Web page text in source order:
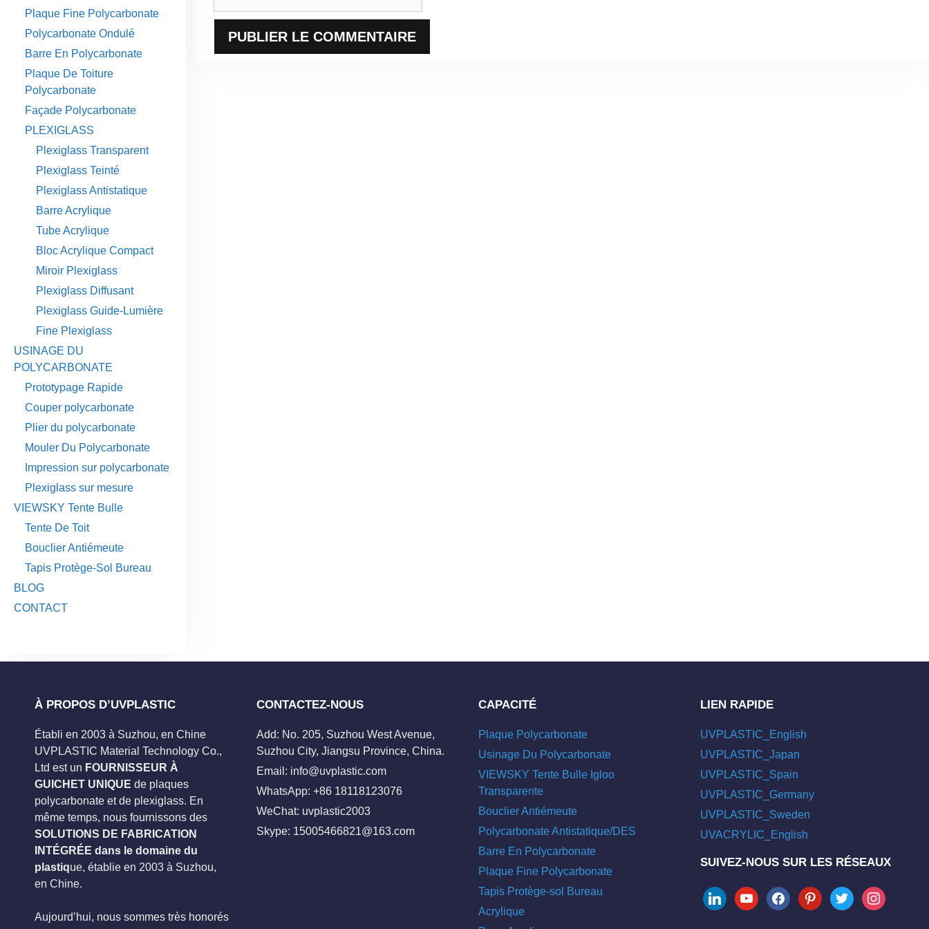
Plaque Fine Polycarbonate
Polycarbonate Ondulé
Barre En Polycarbonate
Plaque De Toiture
Polycarbonate
Façade Polycarbonate
PLEXIGLASS
Plexiglass Transparent
Plexiglass Teinté
Plexiglass Antistatique
Barre Acrylique
Tube Acrylique
Bloc Acrylique Compact
Miroir Plexiglass
Plexiglass Diffusant
Plexiglass Guide-Lumière
Fine Plexiglass
USINAGE DU
POLYCARBONATE
Prototypage Rapide
Couper polycarbonate
Plier du polycarbonate
Mouler Du Polycarbonate
Impression sur polycarbonate
Plexiglass sur mesure
VIEWSKY Tente Bulle
Tente De Toit
Bouclier Antiémeute
Tapis Protège-Sol Bureau
BLOG
CONTACT
À PROPOS D’UVPLASTIC
Établi en 2003 à Suzhou, en Chine
UVPLASTIC Material Technology Co.,
Ltd est un FOURNISSEUR À
GUICHET UNIQUE de plaques
polycarbonate et de plexiglass. En
même temps, nous fournissons des
SOLUTIONS DE FABRICATION
INTÉGRÉE dans le domaine du
plastique, établie en 2003 à Suzhou,
en Chine.
Aujourd’hui, nous sommes très honorés
CONTACTEZ-NOUS
Add: No. 205, Suzhou West Avenue,
Suzhou City, Jiangsu Province, China.
Email: info@uvplastic.com
WhatsApp: +86 18118123076
WeChat: uvplastic2003
Skype: 15005466821@163.com
CAPACITÉ
Plaque Polycarbonate
Usinage Du Polycarbonate
VIEWSKY Tente Bulle Igloo
Transparente
Bouclier Antiémeute
Polycarbonate Antistatique/DES
Barre En Polycarbonate
Plaque Fine Polycarbonate
Tapis Protège-sol Bureau
Acrylique
LIEN RAPIDE
UVPLASTIC_English
UVPLASTIC_Japan
UVPLASTIC_Spain
UVPLASTIC_Germany
UVPLASTIC_Sweden
UVACRYLIC_English
SUIVEZ-NOUS SUR LES RÉSEAUX
linkedinyoutubefacebookpinteresttwitter instagram